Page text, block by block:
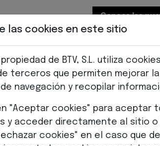
Conoce las
las cookies en este sitio
de BTV, S.L. utiliza cookies
terceros que permiten mejorar la
navegación y recopilar
"Aceptar cookies" para aceptar
y acceder directamente al sitio o
cookies" en el caso que